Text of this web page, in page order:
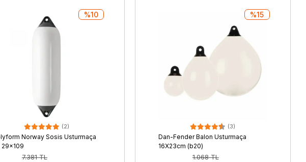
(2)
Norway Sosis Usturmaça
29×109
7.381 TL
%10
(3)
Dan-Fender Balon Usturmaça
16X23cm (b20)
1.068 TL
%15